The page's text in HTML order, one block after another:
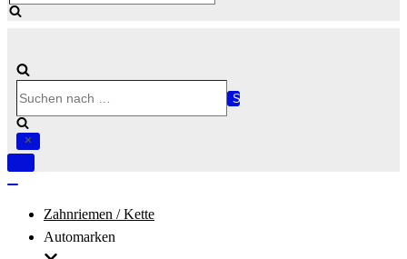
nach …
Navigation
Zahnriemen / Kette
Automarken